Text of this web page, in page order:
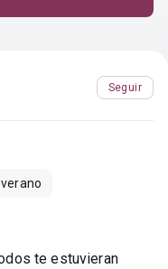
Seguir
te estuvieran